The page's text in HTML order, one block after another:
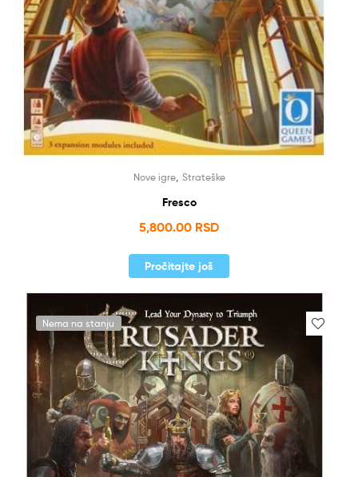
Nove igre, Strateške
Fresco
5,800.00 RSD
Pročitajte još
Nema na stanju